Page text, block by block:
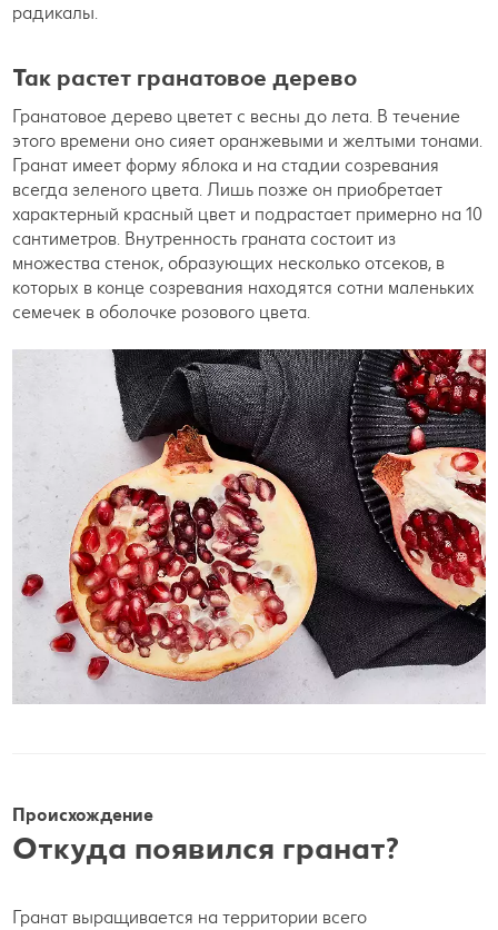
радикалы.
Так растет гранатовое дерево
Гранатовое дерево цветет с весны до лета. В течение
этого времени оно сияет оранжевыми и желтыми тонами.
Гранат имеет форму яблока и на стадии созревания
всегда зеленого цвета. Лишь позже он приобретает
характерный красный цвет и подрастает примерно на 10
сантиметров. Внутренность граната состоит из
множества стенок, образующих несколько отсеков, в
которых в конце созревания находятся сотни маленьких
семечек в оболочке розового цвета.
Происхождение
Откуда появился гранат?
Гранат выращивается на территории всего